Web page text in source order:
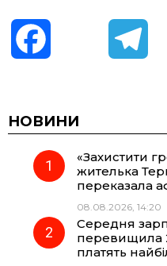
c
e
o
e
r
НОВИНИ
«Захистити
жителька
переказала
08.08.2026, 14:20
Середня
перевищила
платять